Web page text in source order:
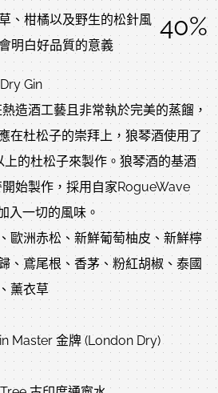
、柑橘以及野生的松針風
明白好品質的意義
40%
Gin
造酒工藝且非常執於完美的蒸餾，
在杜松子的崇拜上，狼琴酒使用了
上的杜松子來製作。狼琴酒的基酒
始製作，採用自家RogueWave
入一切的風味。
歐洲赤松、新鮮葡萄柚皮、新鮮檸
、鳶尾根、香茅、粉紅胡椒、泰國
薰衣草
Master 金牌 (London Dry)